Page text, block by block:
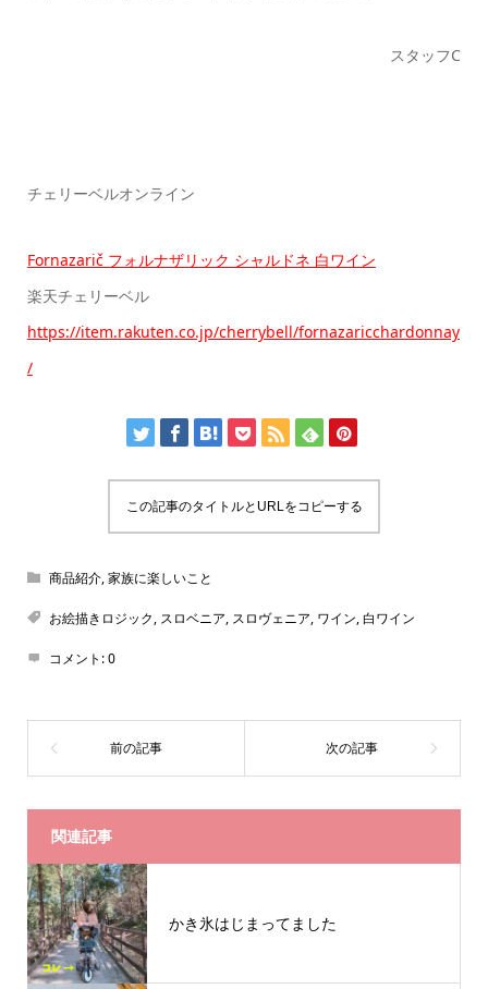
スタッフC
チェリーベルオンライン
Fornazarič フォルナザリック シャルドネ 白ワイン
楽天チェリーベル
https://item.rakuten.co.jp/cherrybell/fornazaricchardonnay
/
この記事のタイトルとURLをコピーする
商品紹介,家族に楽しいこと
お絵描きロジック, スロベニア, スロヴェニア, ワイン,白ワイン
コメント:0
関連記事
かき氷はじまってました